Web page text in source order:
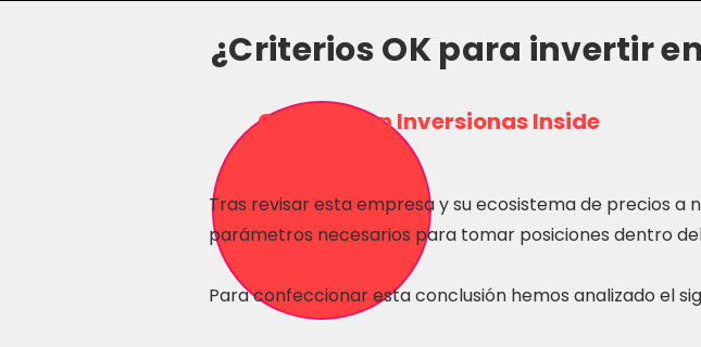
¿Criterios OK para invertir
Consulta en Inversionas Inside
Tras revisar esta empresa y su ecosistema de precios
parámetros necesarios para tomar posiciones dentro
Para confeccionar esta conclusión hemos analizado el